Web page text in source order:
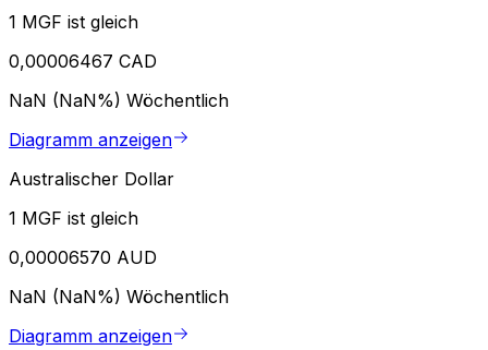
1 MGF ist gleich
0,00006467 CAD
NaN (NaN%) Wöchentlich
Diagramm anzeigen
Australischer Dollar
1 MGF ist gleich
0,00006570 AUD
NaN (NaN%) Wöchentlich
Diagramm anzeigen